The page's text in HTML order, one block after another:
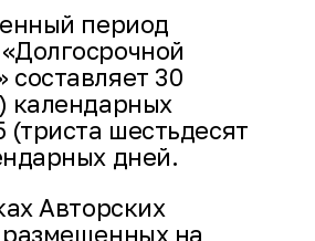
период
составляет 30
календарных
(триста шестьдесят
дней.
Авторских
размещенных на